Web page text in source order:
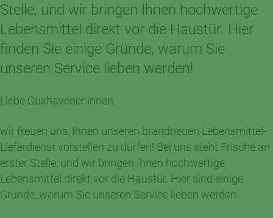
Stelle, und wir bringen Ihnen hochwertige
Lebensmittel direkt vor die Haustür. Hier
finden Sie einige Gründe, warum Sie
unseren Service lieben werden!
Liebe Cuxhavener:innen,
wir freuen uns, Ihnen unseren brandneuen Lebensmittel-
Lieferdienst vorstellen zu dürfen! Bei uns steht Frische an
erster Stelle, und wir bringen Ihnen hochwertige
Lebensmittel direkt vor die Haustür. Hier sind einige
Gründe, warum Sie unseren Service lieben werden: